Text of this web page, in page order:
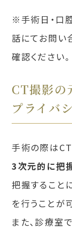
※手術日・口
話にてお問い
確認ください。
CT撮影の
プライバ
手術の際は
3次元的に把
把握すること
を行うことが
また、診療室